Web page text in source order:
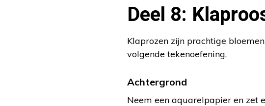
Deel 8:
Klaprozen zijn prachtige
volgende tekenoefening.
Achtergrond
Neem een aquarelpapier en zet